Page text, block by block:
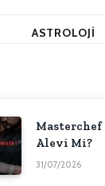
ASTROLOJI
Alevi Mi?
31/07/2026